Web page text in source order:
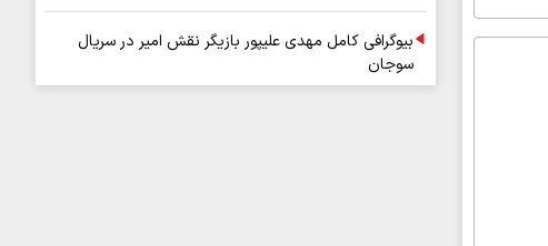
بیوگرافی کامل مهدی علیپور بازیگر نقش امیر در سریال
سوجان